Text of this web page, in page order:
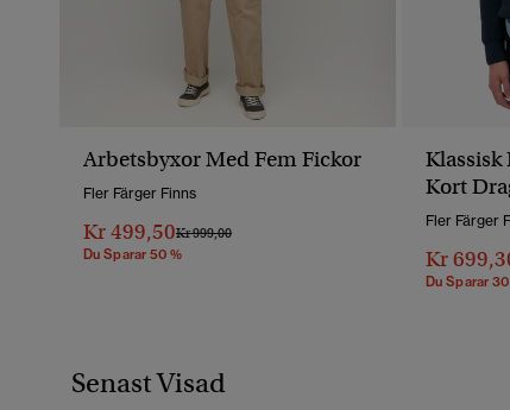
Arbetsbyxor Med Fem Fickor
Fler Färger Finns
Kr 499,50Pris Reducerat Från
Kr 999,00Till
Du Sparar 50 %
Kort
Fler Färger
Kr
Du Sparar
Senast Visad